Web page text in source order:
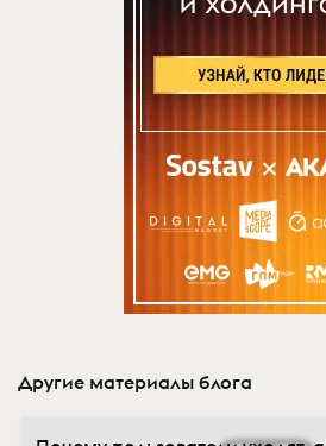
Другие материалы блога